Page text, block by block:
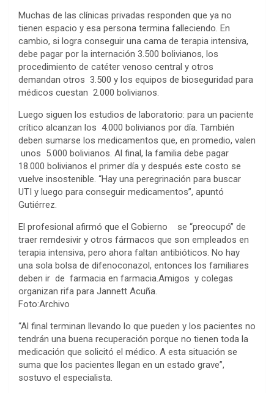
Muchas de las clínicas privadas responden que ya no
tienen espacio y esa persona termina falleciendo. En
cambio, si logra conseguir una cama de terapia intensiva,
debe pagar por la internación 3.500 bolivianos, los
procedimiento de catéter venoso central y otros
demandan otros 3.500 y los equipos de bioseguridad para
médicos cuestan 2.000 bolivianos.
Luego siguen los estudios de laboratorio: para un paciente
crítico alcanzan los 4.000 bolivianos por día. También
deben sumarse los medicamentos que, en promedio, valen
unos 5.000 bolivianos. Al final, la familia debe pagar
18.000 bolivianos el primer día y después este costo se
vuelve insostenible. “Hay una peregrinación para buscar
UTI y luego para conseguir medicamentos”, apuntó
Gutiérrez.
El profesional afirmó que el Gobierno se “preocupó” de
traer remdesivir y otros fármacos que son empleados en
terapia intensiva, pero ahora faltan antibióticos. No hay
una sola bolsa de difenoconazol, entonces los familiares
deben ir de farmacia en farmacia.Amigos y colegas
organizan rifa para Jannett Acuña.
Foto:Archivo
“Al final terminan llevando lo que pueden y los pacientes no
tendrán una buena recuperación porque no tienen toda la
medicación que solicitó el médico. A esta situación se
suma que los pacientes llegan en un estado grave”,
sostuvo el especialista.